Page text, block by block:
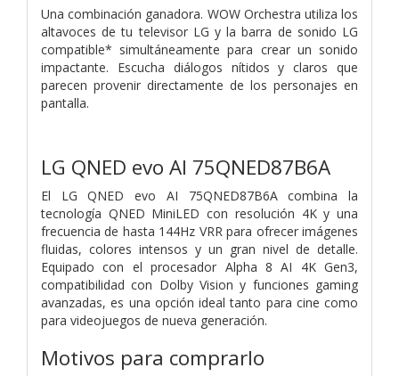
Una combinación ganadora. WOW Orchestra utiliza los
altavoces de tu televisor LG y la barra de sonido LG
compatible* simultáneamente para crear un sonido
impactante. Escucha diálogos nítidos y claros que
parecen provenir directamente de los personajes en
pantalla.
LG QNED evo AI 75QNED87B6A
El LG QNED evo AI 75QNED87B6A combina la
tecnología QNED MiniLED con resolución 4K y una
frecuencia de hasta 144Hz VRR para ofrecer imágenes
fluidas, colores intensos y un gran nivel de detalle.
Equipado con el procesador Alpha 8 AI 4K Gen3,
compatibilidad con Dolby Vision y funciones gaming
avanzadas, es una opción ideal tanto para cine como
para videojuegos de nueva generación.
Motivos para comprarlo